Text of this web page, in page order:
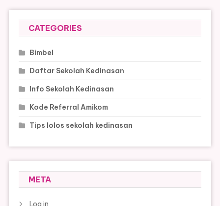
CATEGORIES
Bimbel
Daftar Sekolah Kedinasan
Info Sekolah Kedinasan
Kode Referral Amikom
Tips lolos sekolah kedinasan
META
Log in